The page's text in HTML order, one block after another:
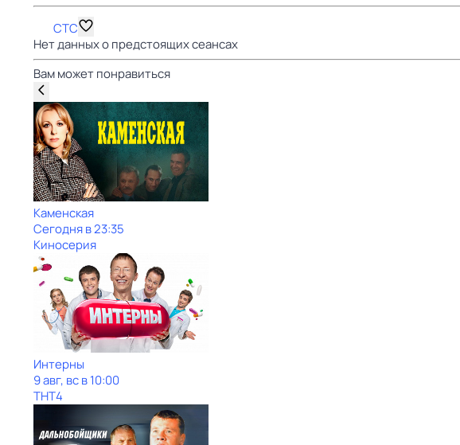
СТС
Нет данных о предстоящих сеансах
Вам может понравиться
Каменская
Сегодня в 23:35
Киносерия
Интерны
9 авг, вс в 10:00
ТНТ4